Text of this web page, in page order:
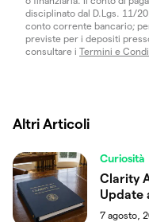
disciplinato dal D.Lgs. 11/
conto corrente bancario;
previste per i depositi
consultare i Termini e
Altri Articoli
Curiosità
Clarity
Update
7 agosto,